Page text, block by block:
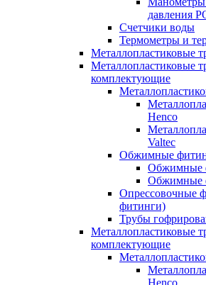
давления
Счетчики воды
Термометры и
Металлопластиковые
Металлопластиковые
комплектующие
Henco
Valtec
Обжимные
Обжимные
Обжимные
Опрессовочные
фитинги)
Трубы
Металлопластиковые
комплектующие